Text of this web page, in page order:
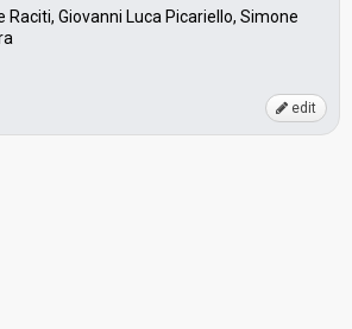
Raciti, Giovanni Luca Picariello, Simone
edit